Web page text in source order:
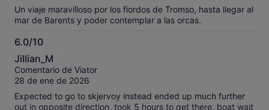
Un viaje maravilloso por los fiordos de Tromso, hasta llegar al
mar de Barents y poder contemplar a las orcas.
6.0/10
6.0
sobre
10
Jillian_M
Comentario de Viator
28 de ene de 2026
Expected to go to skjervoy instead ended up much further
out in opposite direction, took 5 hours to get there, boat wait